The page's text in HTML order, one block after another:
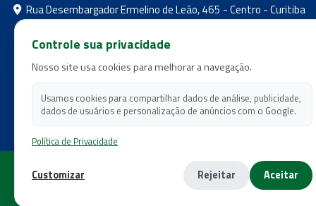
Rua Desembargador Ermelino de Leão, 465 - Centro - Curitiba
- Paraná
feebpr@gmail.com
(41) 3224-5573
(41) 3224-5525
Copyright 2026 - Federação dos Empregados em Estabelecimentos
Bancários do Estado do Paraná
Controle sua privacidade
Nosso site usa cookies para melhorar a navegação.
Usamos cookies para compartilhar dados de análise, publicidade,
dados de usuários e personalização de anúncios com o Google.
Política de Privacidade
Customizar Rejeitar Aceitar